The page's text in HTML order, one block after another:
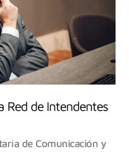
Red de Intendentes
de Comunicación y